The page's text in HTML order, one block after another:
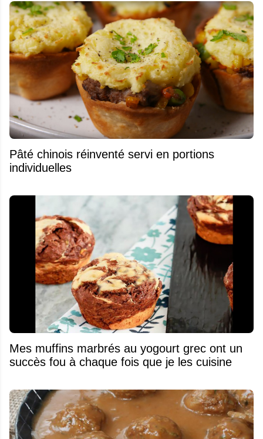
Pâté chinois réinventé servi en portions
individuelles
Mes muffins marbrés au yogourt grec ont un
succès fou à chaque fois que je les cuisine